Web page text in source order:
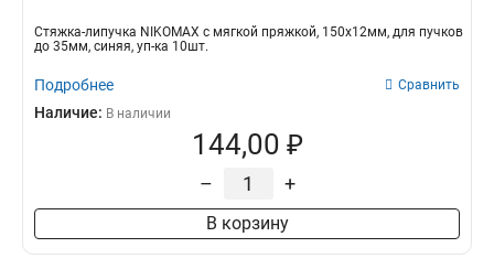
Стяжка-липучка NIKOMAX с мягкой пряжкой, 150х12мм, для пучков
до 35мм, синяя, уп-ка 10шт.
Подробнее Сравнить
Наличие: В наличии
144,00 ₽
– +
В корзину